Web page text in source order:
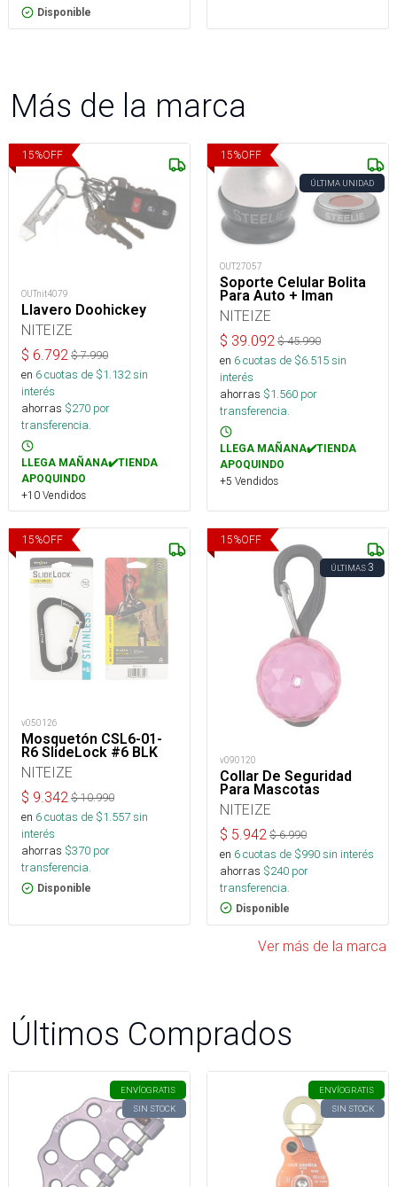
Disponible
Más de la marca
15%OFF
OUTnit4079
Llavero Doohickey
NITEIZE
$ 6.792 $7.990
en 6cuotas de $1.132sin
interés
ahorras $270 por
transferencia.
LLEGA MAÑANA✔️TIENDA
APOQUINDO
+10 Vendidos
15%OFF
ÚLTIMA UNIDAD
OUT27057
Soporte Celular Bolita
Para Auto + Iman
NITEIZE
$ 39.092 $45.990
en 6cuotas de $6.515sin
interés
ahorras $1.560 por
transferencia.
LLEGA MAÑANA✔️TIENDA
APOQUINDO
+5 Vendidos
15%OFF
v050126
Mosquetón CSL6-01-
R6 SlideLock #6 BLK
NITEIZE
$ 9.342 $10.990
en 6cuotas de $1.557sin
interés
ahorras $370 por
transferencia.
Disponible
15%OFF
ÚLTIMAS3
v090120
Collar De Seguridad
Para Mascotas
NITEIZE
$ 5.942 $6.990
en 6cuotas de $990sin interés
ahorras $240 por
transferencia.
Disponible
Ver más de la marca
Últimos Comprados
ENVÍOGRATIS
SIN STOCK
ENVÍOGRATIS
SIN STOCK